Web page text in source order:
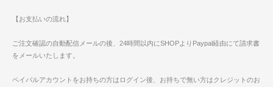
【お支払いの流れ】
ご注文確認の自動配信メールの後、24時間以内にSHOPよりPaypal経由にて請求書
をメールいたします。
ペイパルアカウントをお持ちの方はログイン後、お持ちで無い方はクレジットのお